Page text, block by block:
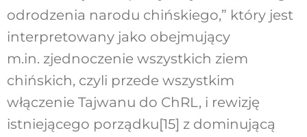
odrodzenia narodu chińskiego,” który jest
interpretowany jako obejmujący
m.in. zjednoczenie wszystkich ziem
chińskich, czyli przede wszystkim
włączenie Tajwanu do ChRL, i rewizję
istniejącego porządku[15] z dominującą